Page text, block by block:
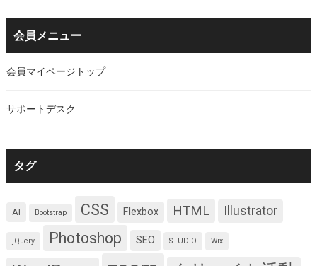
会員メニュー
会員マイページトップ
サポートデスク
タグ
AI Bootstrap CSS Flexbox HTML Illustrator
jQuery Photoshop SEO STUDIO Wix